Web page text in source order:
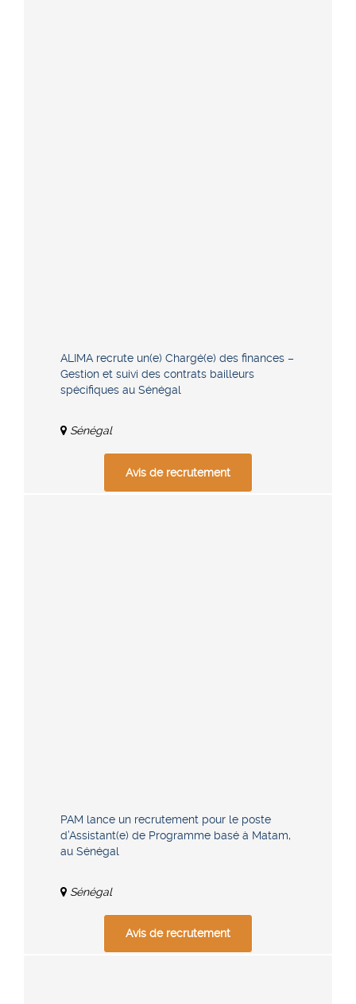
ALIMA recrute un(e) Chargé(e) des finances –
Gestion et suivi des contrats bailleurs
spécifiques au Sénégal
Sénégal
Avis de recrutement
PAM lance un recrutement pour le poste
d’Assistant(e) de Programme basé à Matam,
au Sénégal
Sénégal
Avis de recrutement